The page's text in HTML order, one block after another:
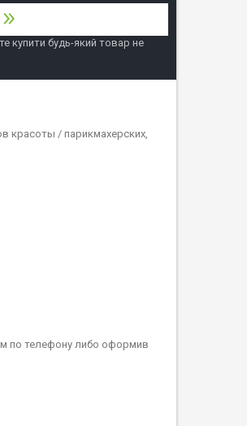
купити будь-який товар не
красоты / парикмахерских,
по телефону либо оформив